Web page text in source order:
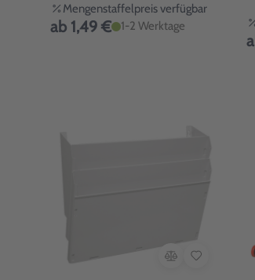
Mengenstaffelpreis verfügbar
ab 1,49 € 1-2 Werktage